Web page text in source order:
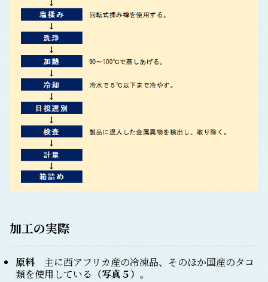
加工の実際
原料 主に西アフリカ産の冷凍品、そのほか国産のタコ
類を使用している （写真５） 。